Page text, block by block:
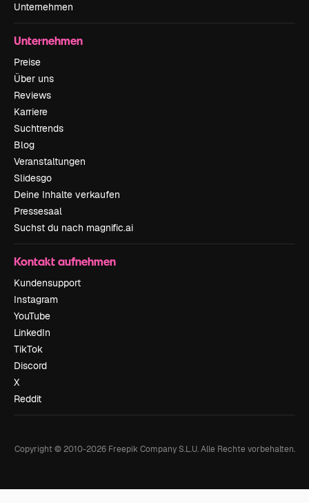
Unternehmen
Unternehmen
Preise
Über uns
Reviews
Karriere
Suchtrends
Blog
Veranstaltungen
Slidesgo
Deine Inhalte verkaufen
Pressesaal
Suchst du nach magnific.ai
Kontakt aufnehmen
Kundensupport
Instagram
YouTube
LinkedIn
TikTok
Discord
X
Reddit
Copyright © 2010-2026Freepik Company S.L.U. Alle Rechte vorbehalten.